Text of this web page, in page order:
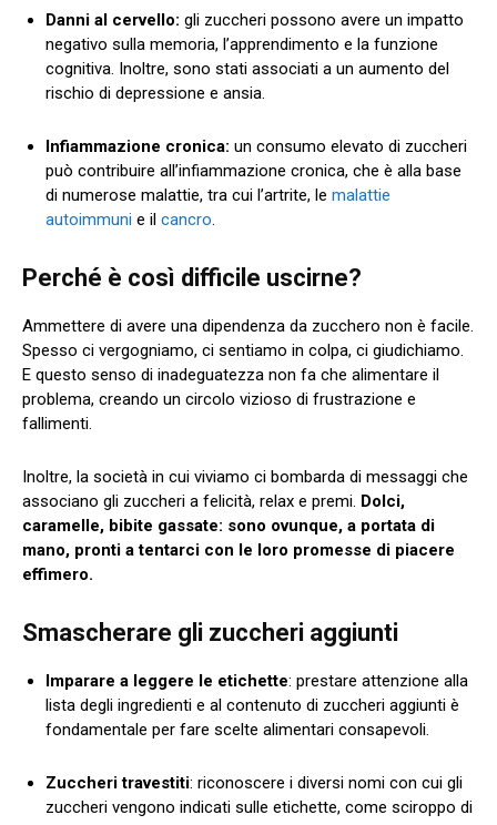
Danni al cervello: gli zuccheri possono avere un impatto
negativo sulla memoria, l’apprendimento e la funzione
cognitiva. Inoltre, sono stati associati a un aumento del
rischio di depressione e ansia.
Infiammazione cronica: un consumo elevato di zuccheri
può contribuire all’infiammazione cronica, che è alla base
di numerose malattie, tra cui l’artrite, le malattie
autoimmuni e il cancro.
Perché è così difficile uscirne?
Ammettere di avere una dipendenza da zucchero non è facile.
Spesso ci vergogniamo, ci sentiamo in colpa, ci giudichiamo.
E questo senso di inadeguatezza non fa che alimentare il
problema, creando un circolo vizioso di frustrazione e
fallimenti.
Inoltre, la società in cui viviamo ci bombarda di messaggi che
associano gli zuccheri a felicità, relax e premi. Dolci,
caramelle, bibite gassate: sono ovunque, a portata di
mano, pronti a tentarci con le loro promesse di piacere
effimero.
Smascherare gli zuccheri aggiunti
Imparare a leggere le etichette: prestare attenzione alla
lista degli ingredienti e al contenuto di zuccheri aggiunti è
fondamentale per fare scelte alimentari consapevoli.
Zuccheri travestiti: riconoscere i diversi nomi con cui gli
zuccheri vengono indicati sulle etichette, come sciroppo di